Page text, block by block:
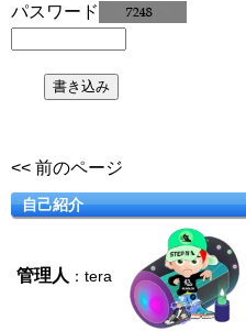
パスワード
<< 前のページ
自己紹介
管理人 ：tera